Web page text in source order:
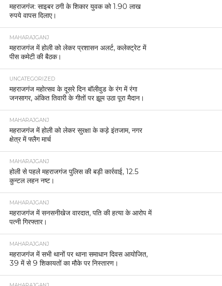
महराजगंज: साइबर ठगी के शिकार युवक को 1.90 लाख
रुपये वापस दिलाए।
MAHARAJGANJ
महराजगंज में होली को लेकर प्रशासन अलर्ट, कलेक्ट्रेट में
पीस कमेटी की बैठक।
UNCATEGORIZED
महराजगंज महोत्सव के दूसरे दिन बॉलीवुड के रंग में रंगा
जनसागर, अंकित तिवारी के गीतों पर झूम उठा पूरा मैदान।
MAHARAJGANJ
महराजगंज में होली को लेकर सुरक्षा के कड़े इंतजाम, नगर
क्षेत्र में फ्लैग मार्च
MAHARAJGANJ
होली से पहले महराजगंज पुलिस की बड़ी कार्रवाई, 12.5
कुन्टल लहन नष्ट।
MAHARAJGANJ
महराजगंज में सनसनीखेज वारदात, पति की हत्या के आरोप में
पत्नी गिरफ्तार।
MAHARAJGANJ
महराजगंज में सभी थानों पर थाना समाधान दिवस आयोजित,
39 में से 9 शिकायतों का मौके पर निस्तारण।